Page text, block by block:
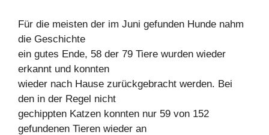
Für die meisten der im Juni gefunden Hunde nahm
die Geschichte
ein gutes Ende, 58 der 79 Tiere wurden wieder
erkannt und konnten
wieder nach Hause zurückgebracht werden. Bei
den in der Regel nicht
gechippten Katzen konnten nur 59 von 152
gefundenen Tieren wieder an